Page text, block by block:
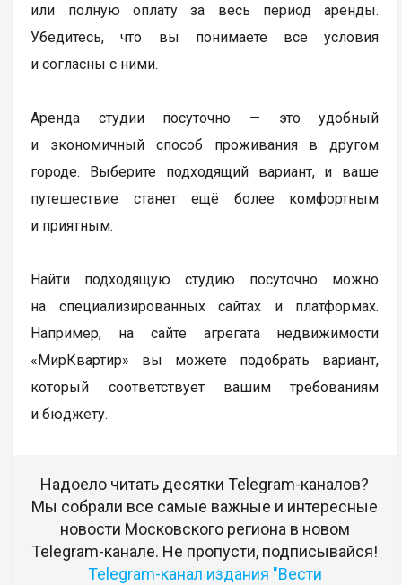
или полную оплату за весь период аренды.
Убедитесь, что вы понимаете все условия
и согласны с ними.
Аренда студии посуточно — это удобный
и экономичный способ проживания в другом
городе. Выберите подходящий вариант, и ваше
путешествие станет ещё более комфортным
и приятным.
Найти подходящую студию посуточно можно
на специализированных сайтах и платформах.
Например, на сайте агрегата недвижимости
«МирКвартир» вы можете подобрать вариант,
который соответствует вашим требованиям
и бюджету.
Надоело читать десятки Telegram-каналов?
Мы собрали все самые важные и интересные
новости Московского региона в новом
Telegram-канале. Не пропусти, подписывайся!
Telegram-канал издания "Вести